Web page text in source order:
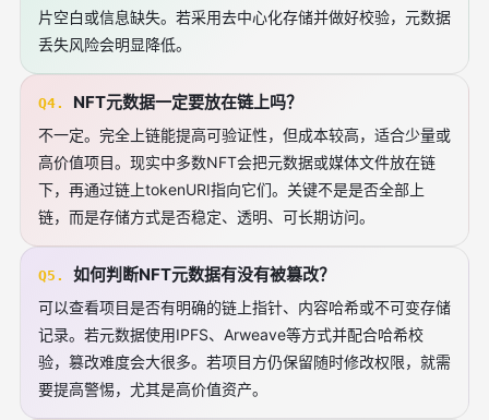
片空白或信息缺失。若采用去中心化存储并做好校验，元数据
丢失风险会明显降低。
Q4. NFT元数据一定要放在链上吗？
不一定。完全上链能提高可验证性，但成本较高，适合少量或
高价值项目。现实中多数NFT会把元数据或媒体文件放在链
下，再通过链上tokenURI指向它们。关键不是是否全部上
链，而是存储方式是否稳定、透明、可长期访问。
Q5. 如何判断NFT元数据有没有被篡改？
可以查看项目是否有明确的链上指针、内容哈希或不可变存储
记录。若元数据使用IPFS、Arweave等方式并配合哈希校
验，篡改难度会大很多。若项目方仍保留随时修改权限，就需
要提高警惕，尤其是高价值资产。